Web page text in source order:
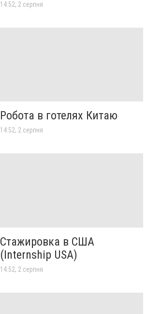
14:52, 2 серпня
Робота в готелях Китаю
14:52, 2 серпня
Стажировка в США
(Internship USA)
14:52, 2 серпня